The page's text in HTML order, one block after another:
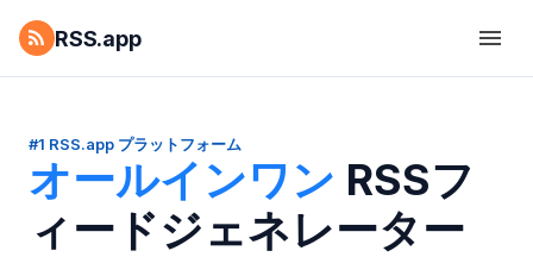
RSS.app
#1 RSS.app プラットフォーム
オールインワン RSSフ
ィードジェネレーター